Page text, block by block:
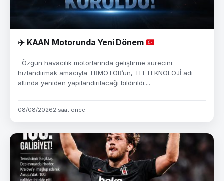
✈️KAAN Motorunda Yeni Dönem
Özgün havacılık motorlarında geliştirme sürecini
hızlandırmak amacıyla TRMOTOR’un, TEI TEKNOLOJİ adı
altında yeniden yapılandırılacağı bildirildi....
08/08/20262 saat önce